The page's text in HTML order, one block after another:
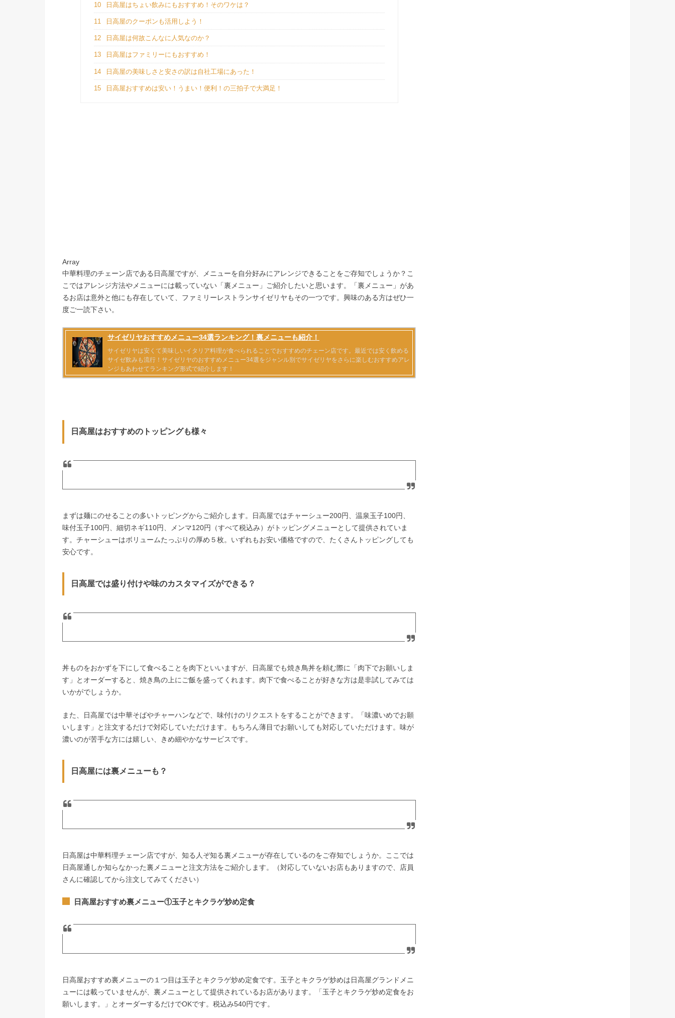
10 日高屋はちょい飲みにもおすすめ！そのワケは？
11 日高屋のクーポンも活用しよう！
12 日高屋は何故こんなに人気なのか？
13 日高屋はファミリーにもおすすめ！
14 日高屋の美味しさと安さの訳は自社工場にあった！
15 日高屋おすすめは安い！うまい！便利！の三拍子で大満足！
Array
中華料理のチェーン店である日高屋ですが、メニューを自分好みにアレンジできることをご存知でしょうか？こ
こではアレンジ方法やメニューには載っていない「裏メニュー」ご紹介したいと思います。「裏メニュー」があ
るお店は意外と他にも存在していて、ファミリーレストランサイゼリヤもその一つです。興味のある方はぜひ一
度ご一読下さい。
日高屋はおすすめのトッピングも様々
まずは麺にのせることの多いトッピングからご紹介します。日高屋ではチャーシュー200円、温泉玉子100円、
味付玉子100円、細切ネギ110円、メンマ120円（すべて税込み）がトッピングメニューとして提供されていま
す。チャーシューはボリュームたっぷりの厚め５枚。いずれもお安い価格ですので、たくさんトッピングしても
安心です。
日高屋では盛り付けや味のカスタマイズができる？
丼ものをおかずを下にして食べることを肉下といいますが、日高屋でも焼き鳥丼を頼む際に「肉下でお願いしま
す」とオーダーすると、焼き鳥の上にご飯を盛ってくれます。肉下で食べることが好きな方は是非試してみては
いかがでしょうか。
また、日高屋では中華そばやチャーハンなどで、味付けのリクエストをすることができます。「味濃いめでお願
いします」と注文するだけで対応していただけます。もちろん薄目でお願いしても対応していただけます。味が
濃いのが苦手な方には嬉しい、きめ細やかなサービスです。
日高屋には裏メニューも？
日高屋は中華料理チェーン店ですが、知る人ぞ知る裏メニューが存在しているのをご存知でしょうか。ここでは
日高屋通しか知らなかった裏メニューと注文方法をご紹介します。（対応していないお店もありますので、店員
さんに確認してから注文してみてください）
日高屋おすすめ裏メニュー①玉子とキクラゲ炒め定食
日高屋おすすめ裏メニューの１つ目は玉子とキクラゲ炒め定食です。玉子とキクラゲ炒めは日高屋グランドメニ
ューには載っていませんが、裏メニューとして提供されているお店があります。「玉子とキクラゲ炒め定食をお
願いします。」とオーダーするだけでOKです。税込み540円です。